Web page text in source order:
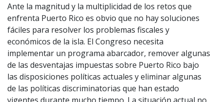
Ante la magnitud y la multiplicidad de los retos que
enfrenta Puerto Rico es obvio que no hay soluciones
fáciles para resolver los problemas fiscales y
económicos de la isla. El Congreso necesita
implementar un programa abarcador, remover algunas
de las desventajas impuestas sobre Puerto Rico bajo
las disposiciones políticas actuales y eliminar algunas
de las políticas discriminatorias que han estado